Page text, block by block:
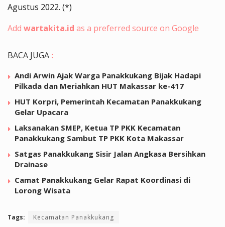
Agustus 2022. (*)
Add wartakita.id as a preferred source on Google
BACA JUGA :
Andi Arwin Ajak Warga Panakkukang Bijak Hadapi
Pilkada dan Meriahkan HUT Makassar ke-417
HUT Korpri, Pemerintah Kecamatan Panakkukang
Gelar Upacara
Laksanakan SMEP, Ketua TP PKK Kecamatan
Panakkukang Sambut TP PKK Kota Makassar
Satgas Panakkukang Sisir Jalan Angkasa Bersihkan
Drainase
Camat Panakkukang Gelar Rapat Koordinasi di
Lorong Wisata
Tags: Kecamatan Panakkukang